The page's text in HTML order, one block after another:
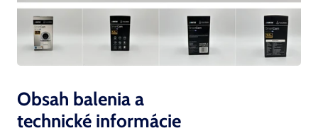
Obsah balenia a
technické informácie